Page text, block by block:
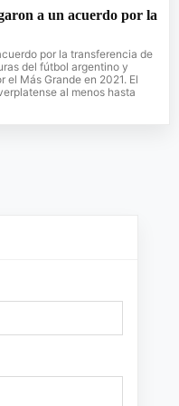
a un acuerdo por la
por la transferencia de
del fútbol argentino y
Más Grande en 2021. El
al menos hasta